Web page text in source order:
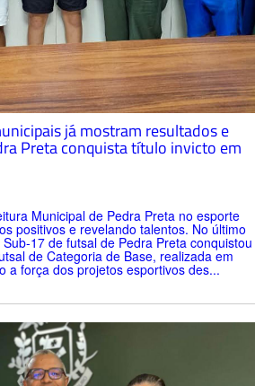
já mostram resultados e
Preta conquista título invicto em
Municipal de Pedra Preta no esporte
positivos e revelando talentos. No último
17 de futsal de Pedra Preta conquistou
de Categoria de Base, realizada em
a força dos projetos esportivos des...